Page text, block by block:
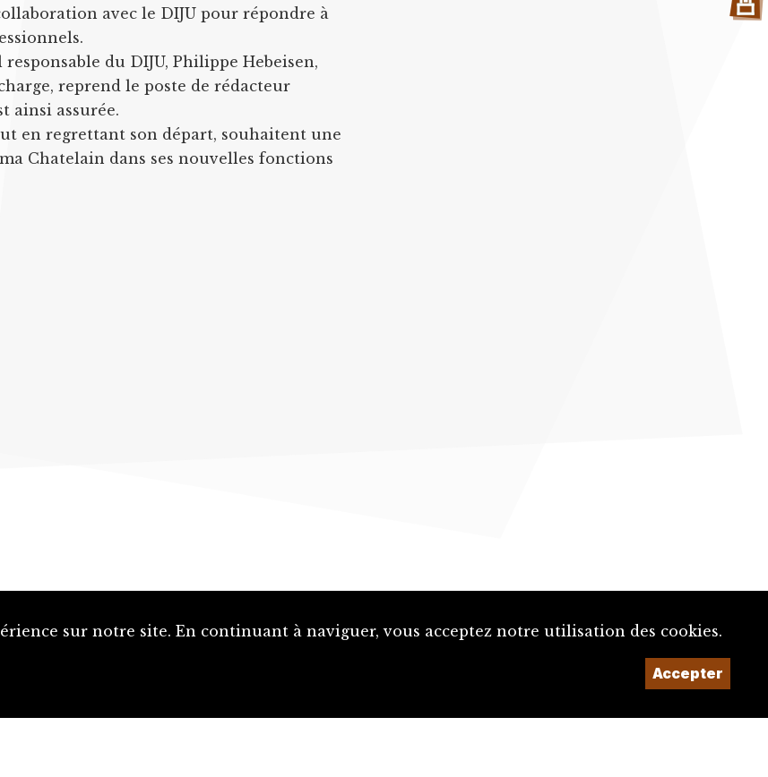
avec le DIJU pour répondre à
du DIJU, Philippe Hebeisen,
reprend le poste de rédacteur
ainsi assurée.
en regrettant son départ, souhaitent une
Chatelain dans ses nouvelles fonctions
sur notre site. En continuant à naviguer, vous acceptez notre utilisation des cookies.
Accepter